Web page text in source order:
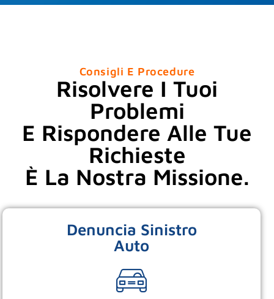
Consigli E Procedure
Risolvere I Tuoi
Problemi
E Rispondere Alle Tue
Richieste
È La Nostra Missione.
Denuncia Sinistro
Auto